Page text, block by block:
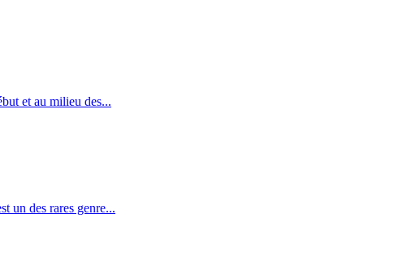
et au milieu des...
un des rares genre...